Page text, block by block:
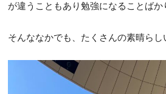
が違うこともあり勉強になることばか
そんななかでも、たくさんの素晴らし